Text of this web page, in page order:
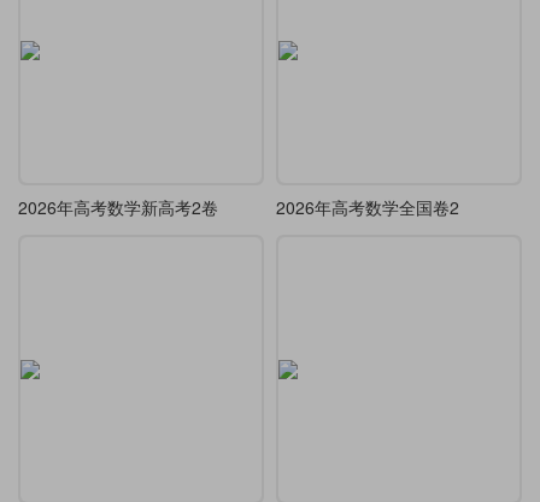
2026年高考数学新高考2卷 2026年高考数学全国卷2